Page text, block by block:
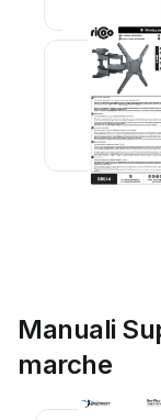
Manuali
marche